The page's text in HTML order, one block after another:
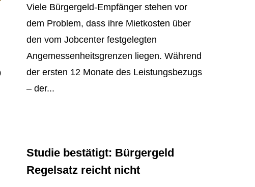
Viele Bürgergeld-Empfänger stehen vor
dem Problem, dass ihre Mietkosten über
den vom Jobcenter festgelegten
Angemessenheitsgrenzen liegen. Während
der ersten 12 Monate des Leistungsbezugs
– der...
Studie bestätigt: Bürgergeld
Regelsatz reicht nicht